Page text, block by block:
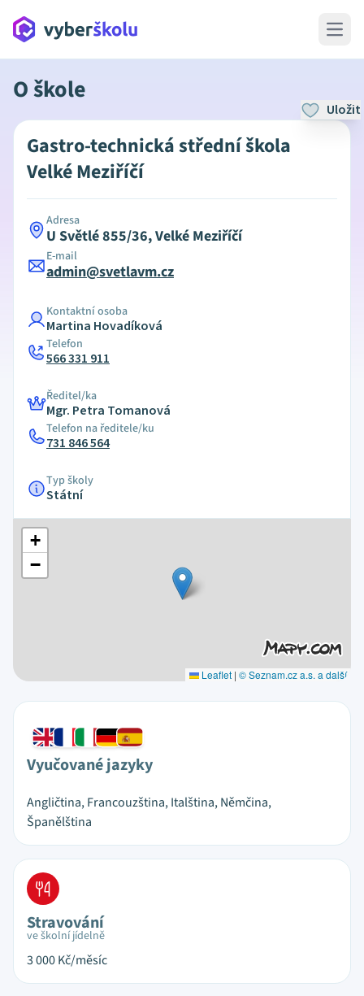
Open
O škole
Uložit
Gastro-technická střední škola
Velké Meziříčí
Adresa
U Světlé 855/36, Velké Meziříčí
E-mail
admin@svetlavm.cz
Kontaktní osoba
Martina Hovadíková
Telefon
566 331 911
Ředitel/ka
Mgr. Petra Tomanová
Telefon na ředitele/ku
731 846 564
Typ školy
Státní
+
−
Leaflet | © Seznam.cz a.s. a další
Vyučované jazyky
Angličtina, Francouzština, Italština, Němčina,
Španělština
Stravování
ve školní jídelně
3 000Kč/měsíc